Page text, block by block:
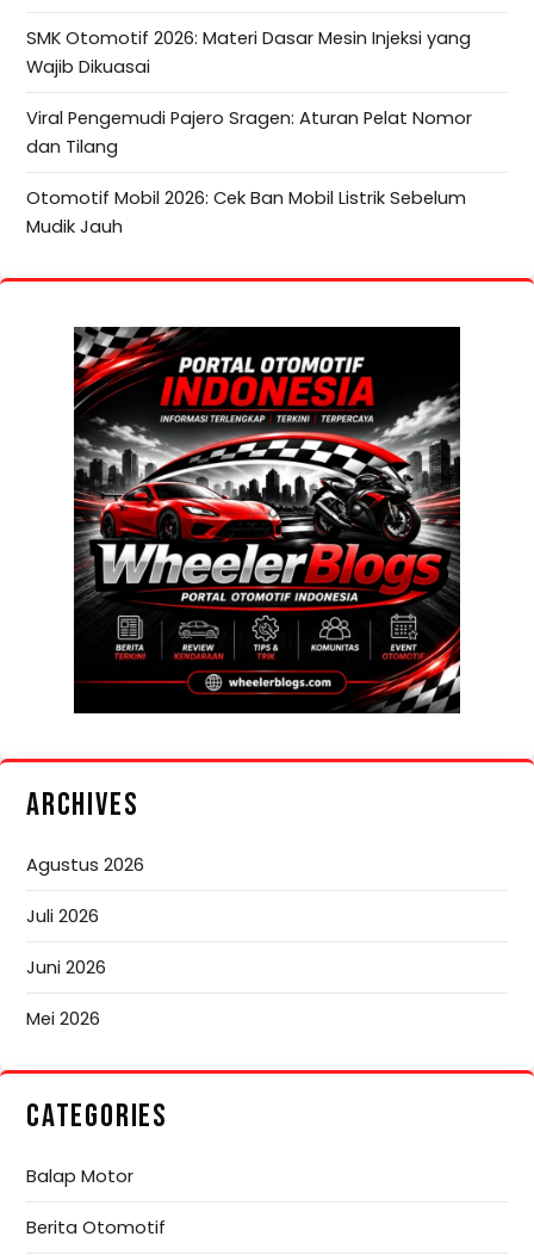
SMK Otomotif 2026: Materi Dasar Mesin Injeksi yang
Wajib Dikuasai
Viral Pengemudi Pajero Sragen: Aturan Pelat Nomor
dan Tilang
Otomotif Mobil 2026: Cek Ban Mobil Listrik Sebelum
Mudik Jauh
ARCHIVES
Agustus 2026
Juli 2026
Juni 2026
Mei 2026
CATEGORIES
Balap Motor
Berita Otomotif